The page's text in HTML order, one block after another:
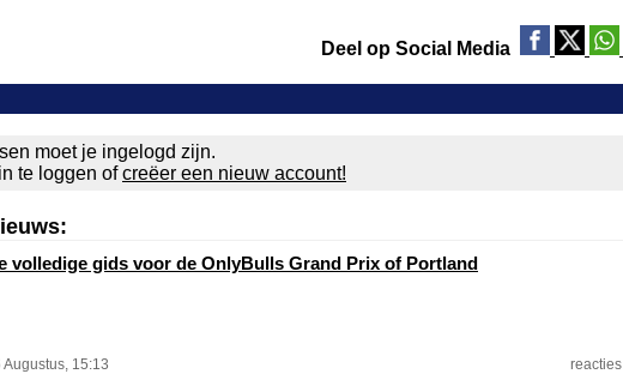
Deel op Social Media
moet je ingelogd zijn.
te loggen ofcreëer een nieuw account!
volledige gids voor de OnlyBulls Grand Prix of Portland
Augustus, 15:13